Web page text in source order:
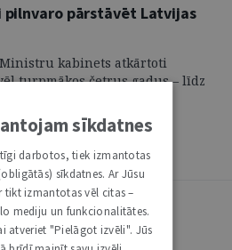
pārstāvēt Latvijas
Ministru kabinets atkārtoti
turpmākos četrus gadus – līdz
Latvijas intereses
institūcijās. Tādējādi
...
sīkdatnes
darbotos, tiek izmantotas
sīkdatnes. Ar Jūsu
tikt izmantotas vēl citas –
mediju un funkcionalitātes.
atveriet "Pielāgot izvēli". Jūs